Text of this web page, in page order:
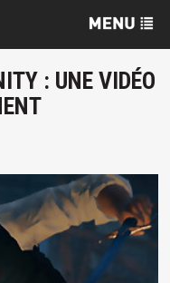
: UNE VIDÉO